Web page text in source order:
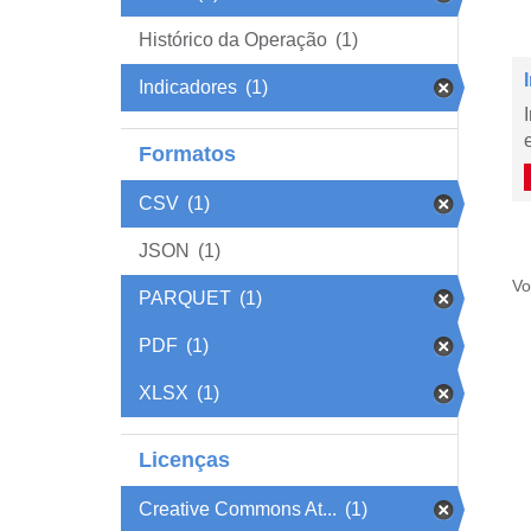
Histórico da Operação (1)
Indicadores (1)
Formatos
CSV (1)
JSON (1)
PARQUET (1)
PDF (1)
XLSX (1)
Licenças
Creative Commons At... (1)